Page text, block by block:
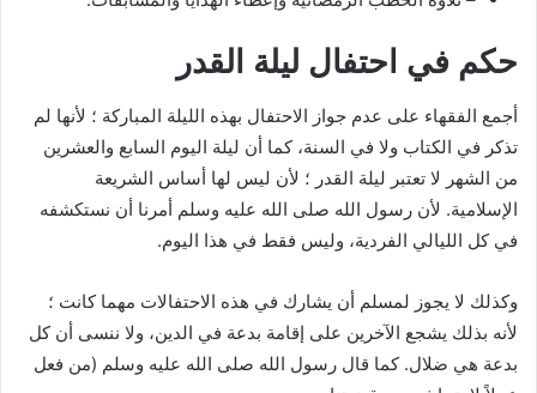
حكم في احتفال ليلة القدر
أجمع الفقهاء على عدم جواز الاحتفال بهذه الليلة المباركة ؛ لأنها لم
تذكر في الكتاب ولا في السنة، كما أن ليلة اليوم السابع والعشرين
من الشهر لا تعتبر ليلة القدر ؛ لأن ليس لها أساس الشريعة
الإسلامية. لأن رسول الله صلى الله عليه وسلم أمرنا أن نستكشفه
في كل الليالي الفردية، وليس فقط في هذا اليوم.
وكذلك لا يجوز لمسلم أن يشارك في هذه الاحتفالات مهما كانت ؛
لأنه بذلك يشجع الآخرين على إقامة بدعة في الدين، ولا ننسى أن كل
بدعة هي ضلال. كما قال رسول الله صلى الله عليه وسلم (من فعل